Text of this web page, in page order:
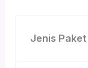
Jenis Paket